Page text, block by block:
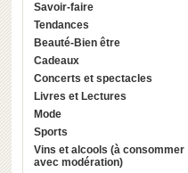
Savoir-faire
Tendances
Beauté-Bien être
Cadeaux
Concerts et spectacles
Livres et Lectures
Mode
Sports
Vins et alcools (à consommer
avec modération)